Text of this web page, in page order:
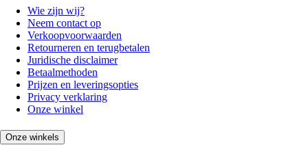
Wie zijn wij?
Neem contact op
Verkoopvoorwaarden
Retourneren en terugbetalen
Juridische disclaimer
Betaalmethoden
Prijzen en leveringsopties
Privacy verklaring
Onze winkel
Onze winkels